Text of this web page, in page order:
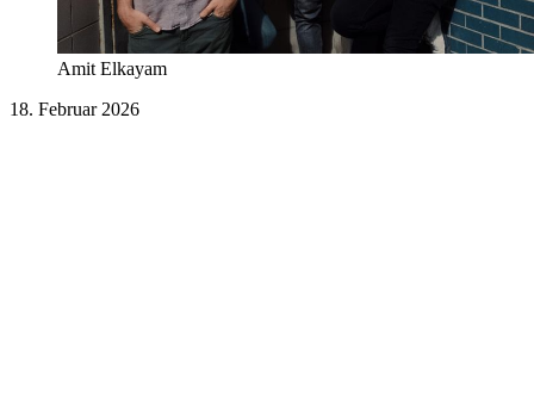
Amit Elkayam
18. Februar 2026